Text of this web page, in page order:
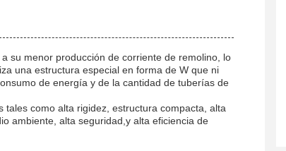
su menor producción de corriente de remolino, lo
una estructura especial en forma de W que ni
de energía y de la cantidad de tuberías de
tales como alta rigidez, estructura compacta, alta
ambiente, alta seguridad,y alta eficiencia de